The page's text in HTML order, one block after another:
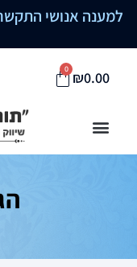
למענה אנושי התקשרו בשעות
₪0.00
0